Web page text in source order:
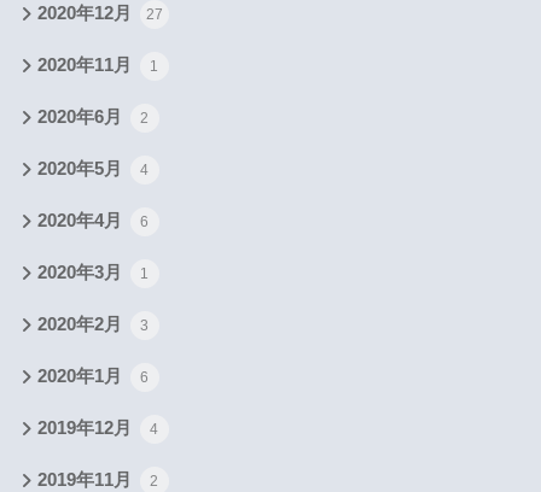
2020年12月 27
2020年11月 1
2020年6月 2
2020年5月 4
2020年4月 6
2020年3月 1
2020年2月 3
2020年1月 6
2019年12月 4
2019年11月 2